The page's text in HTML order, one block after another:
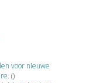
voor nieuwe
()